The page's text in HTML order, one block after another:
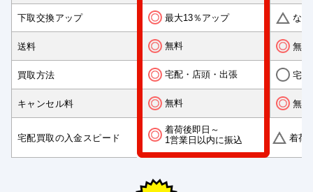
下取交換アップ 最大13％アップ なし
送料 無料 無料
買取方法 宅配・店頭・出張 宅配
キャンセル料 無料 無料
宅配買取の入金スピード
着荷後即日～
1営業日以内に振込
着荷